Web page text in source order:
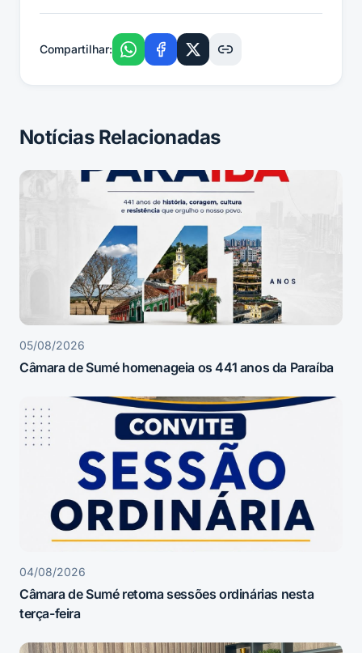
Compartilhar:
Notícias Relacionadas
05/08/2026
Câmara de Sumé homenageia os 441 anos da Paraíba
04/08/2026
Câmara de Sumé retoma sessões ordinárias nesta
terça-feira